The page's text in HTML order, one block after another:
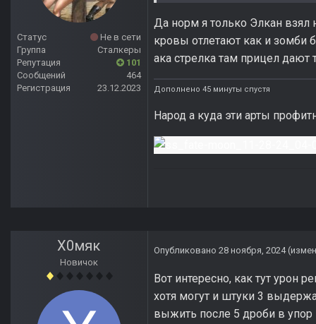
Статус
Не в сети
Группа
Сталкеры
Репутация
101
Сообщений
464
Регистрация
23.12.2023
Да норм я только Элкан
кровы отлетают как и зомби
ака стрелка там прицел дают
Дополнено 45 минуты спустя
Народ а куда эти арты
Х0мяк
Новичок
Опубликовано 28 ноября, 2024
Вот интересно, как тут урон
хотя могут и штуки 3
выжить после 5 дроби в упор